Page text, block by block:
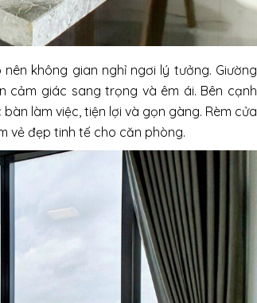
không gian nghỉ ngơi lý tưởng. Giường
cảm giác sang trọng và êm ái. Bên cạnh
làm việc, tiện lợi và gọn gàng. Rèm cửa
vẻ đẹp tinh tế cho căn phòng.